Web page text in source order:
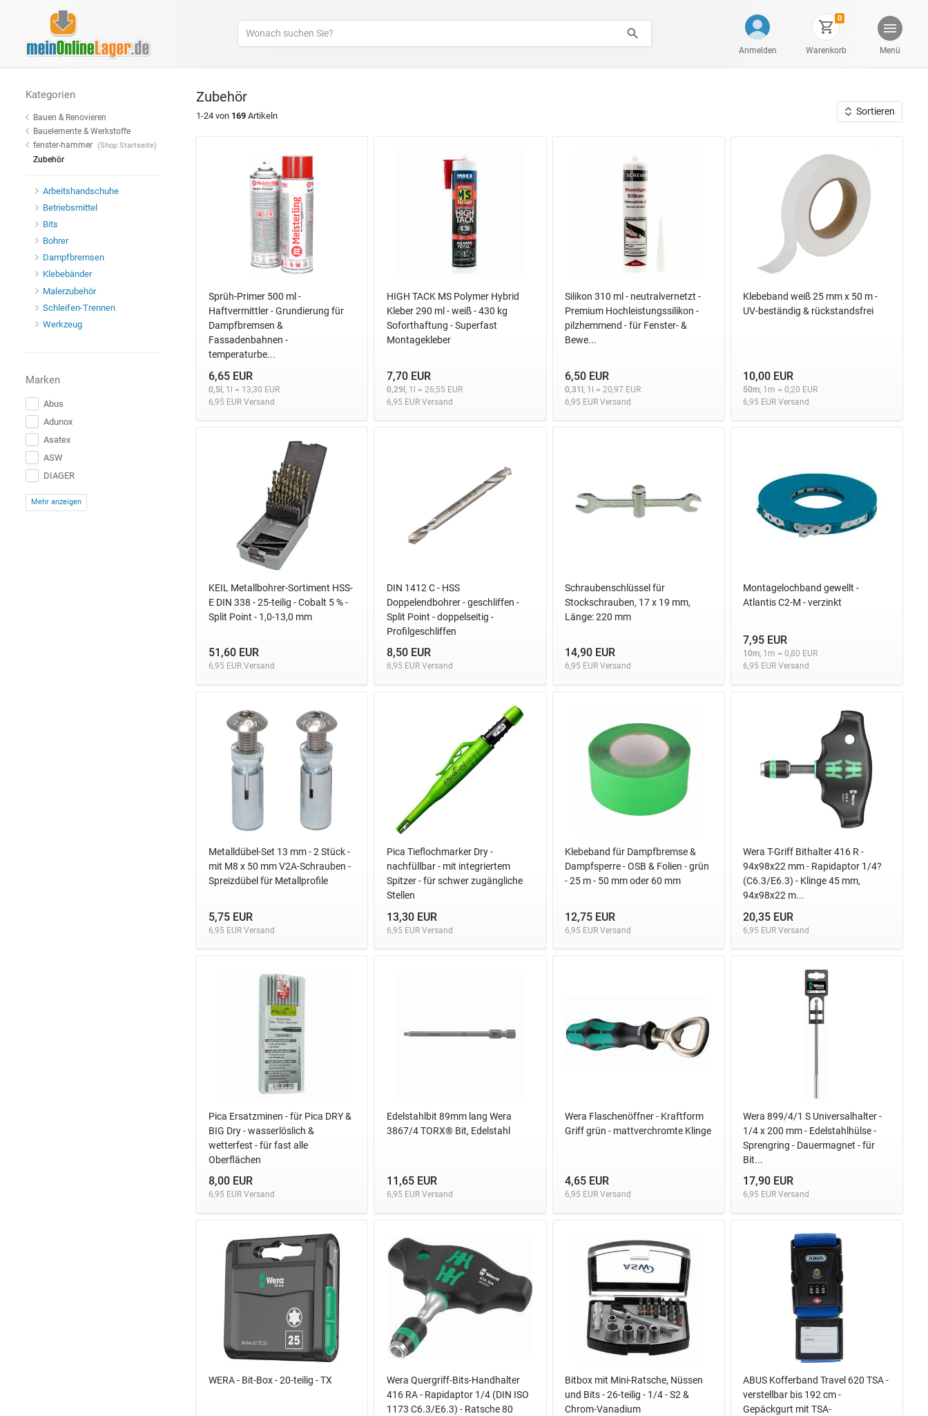
Anmelden
0
Warenkorb Menü
Kategorien
Bauen & Renovieren
Bauelemente & Werkstoffe
fenster-hammer (Shop Startseite)
Zubehör
Arbeitshandschuhe
Betriebsmittel
Bits
Bohrer
Dampfbremsen
Klebebänder
Malerzubehör
Schleifen-Trennen
Werkzeug
Marken
Abus
Adunox
Asatex
ASW
DIAGER
Heicko
Mehr anzeigen
Zubehör
1-24 von 169 Artikeln Sortieren
Sprüh-Primer 500 ml -
Haftvermittler - Grundierung für
Dampfbremsen &
Fassadenbahnen -
temperaturbe...
6,65 EUR
0,5l, 1l = 13,30 EUR
6,95 EUR Versand
HIGH TACK MS Polymer Hybrid
Kleber 290 ml - weiß - 430 kg
Soforthaftung - Superfast
Montagekleber
7,70 EUR
0,29l, 1l = 26,55 EUR
6,95 EUR Versand
Silikon 310 ml - neutralvernetzt -
Premium Hochleistungssilikon -
pilzhemmend - für Fenster- &
Bewe...
6,50 EUR
0,31l , 1l = 20,97 EUR
6,95 EUR Versand
Klebeband weiß 25 mm x 50 m -
UV-beständig & rückstandsfrei
10,00 EUR
50m , 1m = 0,20 EUR
6,95 EUR Versand
KEIL Metallbohrer-Sortiment HSS-
E DIN 338 - 25-teilig - Cobalt 5 % -
Split Point - 1,0-13,0 mm
51,60 EUR
6,95 EUR Versand
DIN 1412 C - HSS
Doppelendbohrer - geschliffen -
Split Point - doppelseitig -
Profilgeschliffen
8,50 EUR
6,95 EUR Versand
Schraubenschlüssel für
Stockschrauben, 17 x 19 mm,
Länge: 220 mm
14,90 EUR
6,95 EUR Versand
Montagelochband gewellt -
Atlantis C2-M - verzinkt
7,95 EUR
10m, 1m = 0,80 EUR
6,95 EUR Versand
Metalldübel-Set 13 mm - 2 Stück -
mit M8 x 50 mm V2A-Schrauben -
Spreizdübel für Metallprofile
5,75 EUR
6,95 EUR Versand
Pica Tieflochmarker Dry -
nachfüllbar - mit integriertem
Spitzer - für schwer zugängliche
Stellen
13,30 EUR
6,95 EUR Versand
Klebeband für Dampfbremse &
Dampfsperre - OSB & Folien - grün
- 25 m - 50 mm oder 60 mm
12,75 EUR
6,95 EUR Versand
Wera T-Griff Bithalter 416 R -
94x98x22 mm - Rapidaptor 1/4?
(C6.3/E6.3) - Klinge 45 mm,
94x98x22 m...
20,35 EUR
6,95 EUR Versand
Pica Ersatzminen - für Pica DRY &
BIG Dry - wasserlöslich &
wetterfest - für fast alle
Oberflächen
8,00 EUR
6,95 EUR Versand
Edelstahlbit 89mm lang Wera
3867/4 TORX® Bit, Edelstahl
11,65 EUR
6,95 EUR Versand
Wera Flaschenöffner - Kraftform
Griff grün - mattverchromte Klinge
4,65 EUR
6,95 EUR Versand
Wera 899/4/1 S Universalhalter -
1/4 x 200 mm - Edelstahlhülse -
Sprengring - Dauermagnet - für
Bit...
17,90 EUR
6,95 EUR Versand
WERA - Bit-Box - 20-teilig - TX
Wera Quergriff-Bits-Handhalter
416 RA - Rapidaptor 1/4 (DIN ISO
1173 C6.3/E6.3) - Ratsche 80
Bitbox mit Mini-Ratsche, Nüssen
und Bits - 26-teilig - 1/4 - S2 &
Chrom-Vanadium
ABUS Kofferband Travel 620 TSA -
verstellbar bis 192 cm -
Gepäckgurt mit TSA-